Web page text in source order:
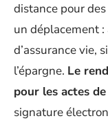
distance pour
un déplacement
d’assurance vie,
l’épargne. Le
pour les actes
signature